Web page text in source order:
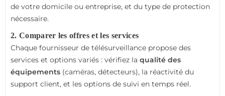
de votre domicile ou entreprise, et du type de protection
nécessaire.
2. Comparer les offres et les services
Chaque fournisseur de télésurveillance propose des
services et options variés : vérifiez la qualité des
équipements (caméras, détecteurs), la réactivité du
support client, et les options de suivi en temps réel.